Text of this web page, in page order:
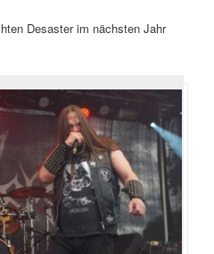
Desaster im nächsten Jahr